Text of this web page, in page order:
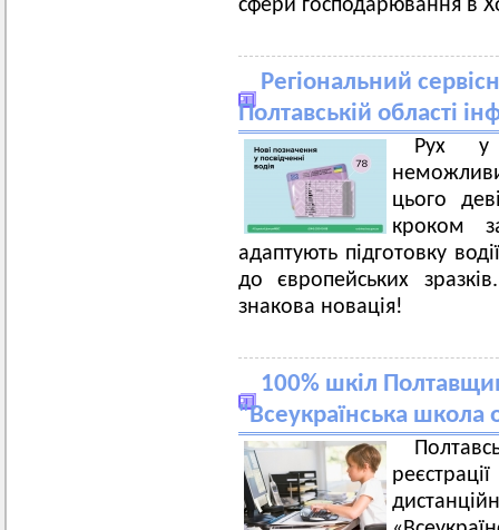
сфери господарювання в
Регіональний
Полтавській області
Рух у
цього
кроком
адаптують підготовку
до європейських
знакова новація!
100% шкіл
"Всеукраїнська школа